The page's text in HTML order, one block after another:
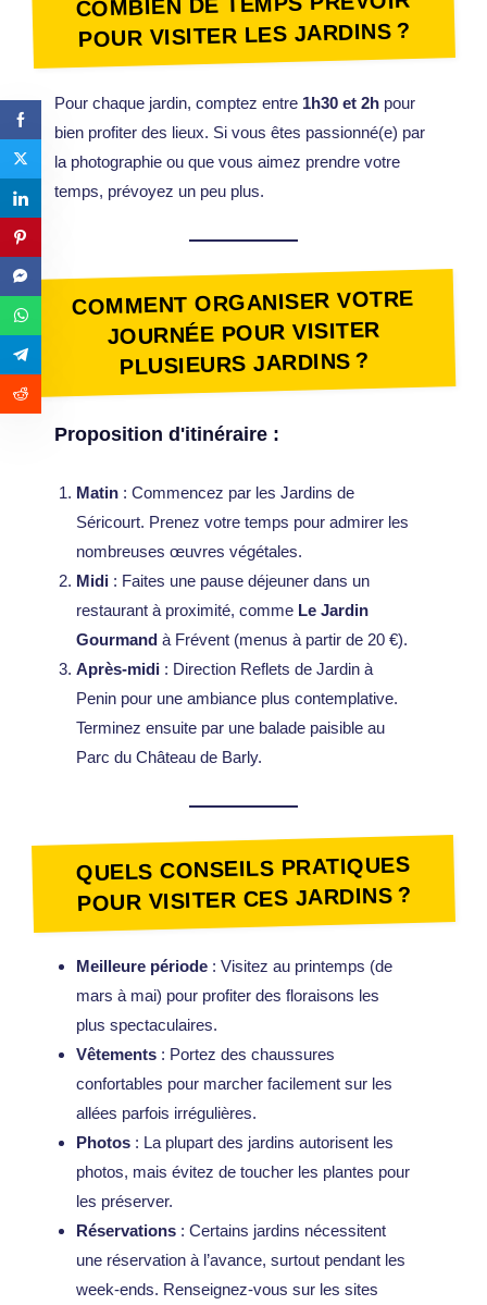
POUR VISITER LES JARDINS ?
Pour chaque jardin, comptez entre 1h30 et 2h pour
bien profiter des lieux. Si vous êtes passionné(e) par
la photographie ou que vous aimez prendre votre
temps, prévoyez un peu plus.
COMMENT ORGANISER VOTRE
JOURNÉE POUR VISITER
PLUSIEURS JARDINS ?
Proposition d'itinéraire :
Matin : Commencez par les Jardins de
Séricourt. Prenez votre temps pour admirer les
nombreuses œuvres végétales.
Midi : Faites une pause déjeuner dans un
restaurant à proximité, comme Le Jardin
Gourmand à Frévent (menus à partir de 20 €).
Après-midi : Direction Reflets de Jardin à
Penin pour une ambiance plus contemplative.
Terminez ensuite par une balade paisible au
Parc du Château de Barly.
QUELS CONSEILS PRATIQUES
POUR VISITER CES JARDINS ?
Meilleure période : Visitez au printemps (de
mars à mai) pour profiter des floraisons les
plus spectaculaires.
Vêtements : Portez des chaussures
confortables pour marcher facilement sur les
allées parfois irrégulières.
Photos : La plupart des jardins autorisent les
photos, mais évitez de toucher les plantes pour
les préserver.
Réservations : Certains jardins nécessitent
une réservation à l’avance, surtout pendant les
week-ends. Renseignez-vous sur les sites